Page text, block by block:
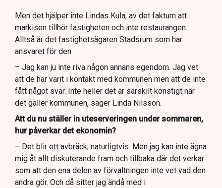
Men det hjälper inte Lindas Kula, av det faktum att
markisen tillhör fastigheten och inte restaurangen.
Alltså är det fastighetsägaren Stadsrum som har
ansvaret för den.
– Jag kan ju inte riva någon annans egendom. Jag vet
att de har varit i kontakt med kommunen men att de inte
fått något svar. Inte heller det är särskilt konstigt när
det gäller kommunen, säger Linda Nilsson.
Att du nu ställer in uteserveringen under sommaren,
hur påverkar det ekonomin?
– Det blir ett avbräck, naturligtvis. Men jag kan inte ägna
mig åt allt diskuterande fram och tillbaka där det verkar
som att den ena delen av förvaltningen inte vet vad den
andra gör. Och då sitter jag ändå med i